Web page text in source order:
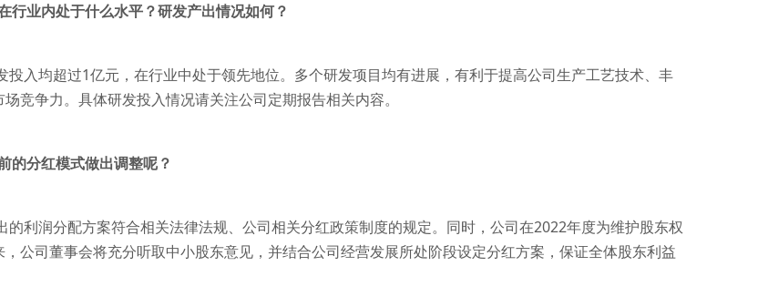
行业内处于什么水平？研发产出情况如何？
投入均超过1亿元，在行业中处于领先地位。多个研发项目均有进展，有利于提高公司生产工艺技术、丰
竞争力。具体研发投入情况请关注公司定期报告相关内容。
的分红模式做出调整呢？
的利润分配方案符合相关法律法规、公司相关分红政策制度的规定。同时，公司在2022年度为维护股东权
公司董事会将充分听取中小股东意见，并结合公司经营发展所处阶段设定分红方案，保证全体股东利益